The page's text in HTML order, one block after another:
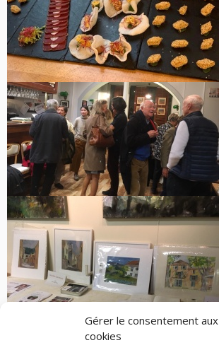
Gérer le consentement aux
cookies